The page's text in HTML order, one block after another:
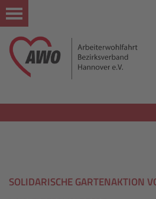
SOLIDARISCHE GARTENAKTION